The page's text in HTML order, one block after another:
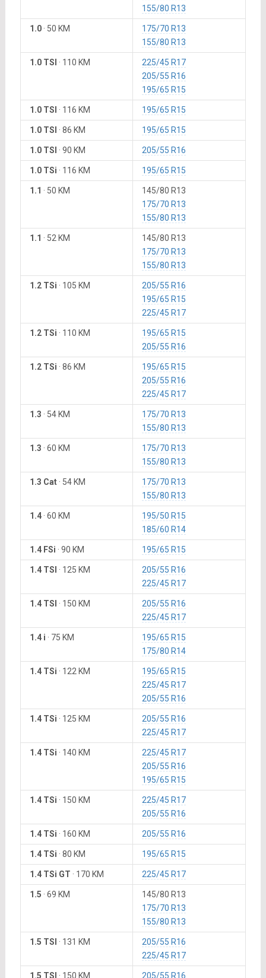
155/80 R13
1.0· 50 KM
175/70 R13
155/80 R13
1.0 TSI · 110 KM
225/45 R17
205/55 R16
195/65 R15
1.0 TSI · 116 KM 195/65 R15
1.0 TSI · 86 KM 195/65 R15
1.0 TSI · 90 KM 205/55 R16
1.0 TSi · 116 KM 195/65 R15
1.1 · 50 KM
145/80 R13
175/70 R13
155/80 R13
1.1 · 52 KM
145/80 R13
175/70 R13
155/80 R13
1.2 TSi · 105 KM
205/55 R16
195/65 R15
225/45 R17
1.2 TSi · 110 KM
195/65 R15
205/55 R16
1.2 TSi · 86 KM
195/65 R15
205/55 R16
225/45 R17
1.3 · 54 KM
175/70 R13
155/80 R13
1.3 · 60 KM
175/70 R13
155/80 R13
1.3 Cat· 54 KM
175/70 R13
155/80 R13
1.4· 60 KM
195/50 R15
185/60 R14
1.4 FSi · 90 KM 195/65 R15
1.4 TSI · 125 KM
205/55 R16
225/45 R17
1.4 TSI · 150 KM
205/55 R16
225/45 R17
1.4 i · 75 KM
195/65 R15
175/80 R14
1.4 TSi · 122 KM
195/65 R15
225/45 R17
205/55 R16
1.4 TSi · 125 KM
205/55 R16
225/45 R17
1.4 TSi · 140 KM
225/45 R17
205/55 R16
195/65 R15
1.4 TSi · 150 KM
225/45 R17
205/55 R16
1.4 TSi · 160 KM 205/55 R16
1.4 TSi · 80 KM 195/65 R15
1.4 TSi GT · 170 KM 225/45 R17
1.5 · 69 KM
145/80 R13
175/70 R13
155/80 R13
1.5 TSI · 131 KM
205/55 R16
225/45 R17
1.5 TSI · 150 KM 205/55 R16